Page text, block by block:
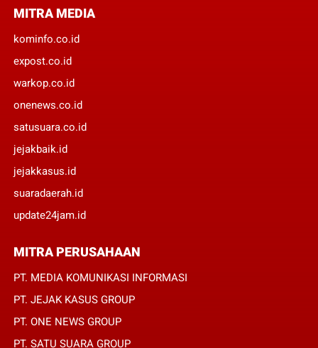
MITRA MEDIA
kominfo.co.id
expost.co.id
warkop.co.id
onenews.co.id
satusuara.co.id
jejakbaik.id
jejakkasus.id
suaradaerah.id
update24jam.id
MITRA PERUSAHAAN
PT. MEDIA KOMUNIKASI INFORMASI
PT. JEJAK KASUS GROUP
PT. ONE NEWS GROUP
PT. SATU SUARA GROUP